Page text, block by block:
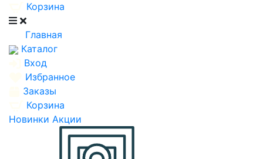
Корзина
Главная
Каталог
Вход
Избранное
Заказы
Корзина
Новинки Акции